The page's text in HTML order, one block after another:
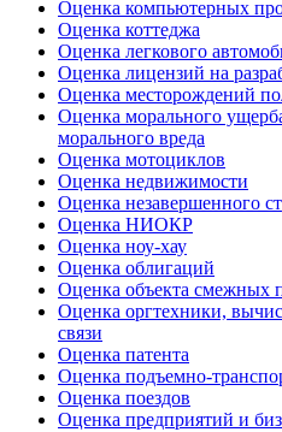
Оценка компьютерных
Оценка коттеджа
Оценка легкового
Оценка лицензий на
Оценка месторождений
Оценка морального
морального вреда
Оценка мотоциклов
Оценка недвижимости
Оценка незавершенного
Оценка НИОКР
Оценка ноу-хау
Оценка облигаций
Оценка объекта смежных
Оценка оргтехники,
связи
Оценка патента
Оценка подъемно-
Оценка поездов
Оценка предприятий и